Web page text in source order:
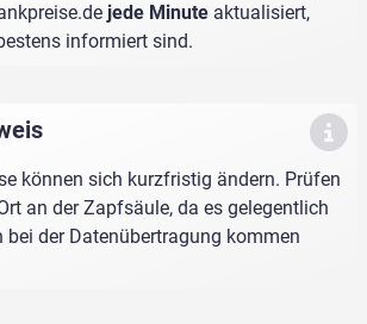
jede Minute aktualisiert,
informiert sind.
können sich kurzfristig ändern. Prüfen
an der Zapfsäule, da es gelegentlich
bei der Datenübertragung kommen